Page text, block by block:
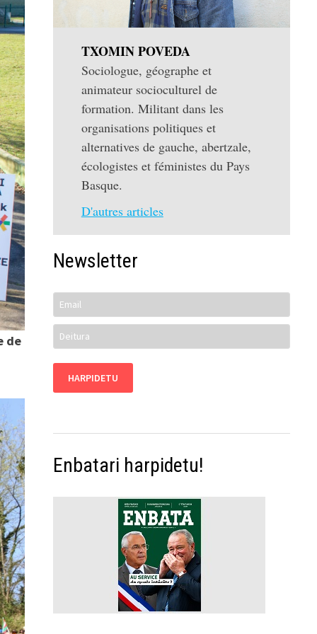
de
TXOMIN POVEDA
Sociologue, géographe et
animateur socioculturel de
formation. Militant dans les
organisations politiques et
alternatives de gauche, abertzale,
écologistes et féministes du Pays
Basque.
D'autres articles
Newsletter
Enbatari harpidetu!